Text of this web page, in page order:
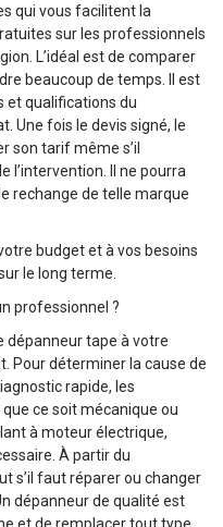
qui vous facilitent la
sur les professionnels
L’idéal est de comparer
beaucoup de temps. Il est
et qualifications du
Une fois le devis signé, le
son tarif même s’il
l’intervention. Il ne pourra
rechange de telle marque
budget et à vos besoins
le long terme.
professionnel ?
dépanneur tape à votre
Pour déterminer la cause de
rapide, les
ce soit mécanique ou
à moteur électrique,
À partir du
s’il faut réparer ou changer
dépanneur de qualité est
et de remplacer tout type